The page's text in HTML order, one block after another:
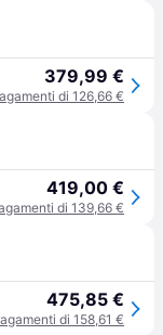
379,99 €
di 126,66 €
419,00 €
di 139,66 €
475,85 €
di 158,61 €